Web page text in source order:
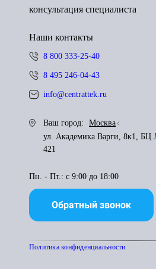
консультация специалиста
Наши контакты
8 800 333-25-40
8 495 246-04-43
info@centrattek.ru
Ваш город:
Москва
ул. Академика Варги, 8к1, БЦ
421
Пн. - Пт.: с 9:00 до 18:00
Обратный звонок
Политика конфиденциальности